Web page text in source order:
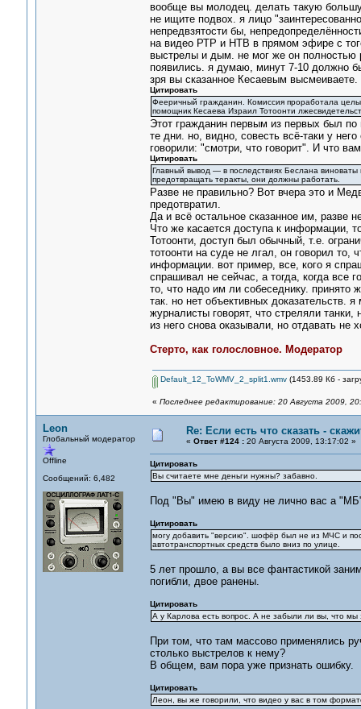
вообще вы молодец. делать такую
не ищите подвох. я лицо
непредвзятости бы,
на видео РТР и НТВ в прямом эфире с
выстрелы и дым. не мог же он полностью
появились. я думаю, минут 7-10 должно
зря вы сказанное Кесаевым высмеиваете.
Цитировать
Фееричный гражданин. Комиссия проработала
помощник Кесаева Израил Тотоонти
Этот гражданин первым из первых был
те дни. но, видно, совесть всё-таки у
говорили: "смотри, что говорит". И что
Цитировать
Главный вывод — в последствиях Беслана
предотвращать теракты, они должны работать.
Разве не правильно? Вот вчера это и
предотвратил.
Да и всё остальное сказанное им, разве
Что же касается доступа к информации,
Тотоонти, доступ был обычный, т.е.
тотоонти на суде не лгал, он говорил
информации. вот пример, все, кого я
спрашивал не сейчас, а тогда, когда все
то, что надо им ли собеседнику. принято
так. но нет объективных доказательств.
журналисты говорят, что стреляли
из него снова оказывали, но отдавать не
Стерто, как голословное. Модератор
Default_12_ToWMV_2_split1.wmv(1453.89 Кб -
« Последнее редактирование: 20 Августа 2009,
Leon
Глобальный модератор
Offline
Сообщений: 6,482
Re: Если есть что сказать -
« Ответ #124 :20 Августа 2009, 13:17:02 »
Цитировать
Вы считаете мне деньги нужны? забавно.
Под "Вы" имею в виду не лично вас а
Цитировать
могу добавить "версию". шофёр был не из МЧС и
автотранспортных средств было вниз по улице.
5 лет прошло, а вы все фантастикой
погибли, двое ранены.
Цитировать
А у Карлова есть вопрос. А не забыли ли вы, что
При том, что там массово применялись
столько выстрелов к нему?
В общем, вам пора уже признать ошибку.
Цитировать
Леон, вы же говорили, что видео у вас в том